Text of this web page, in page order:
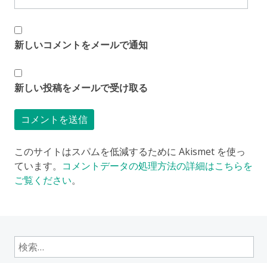
新しいコメントをメールで通知
新しい投稿をメールで受け取る
このサイトはスパムを低減するために Akismet を使っ
ています。 コメントデータの処理方法の詳細はこちらを
ご覧ください。
検
索: